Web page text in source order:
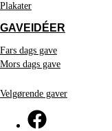
Plakater
GAVEIDÉER
Fars dags gave
Mors dags gave
Velgørende gaver